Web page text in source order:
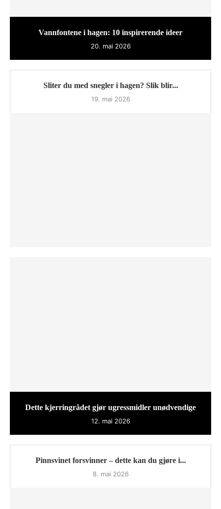
Vannfontene i hagen: 10 inspirerende ideer
20. mai 2026
Sliter du med snegler i hagen? Slik blir...
19. mai 2026
Dette kjerringrådet gjør ugressmidler unødvendige
12. mai 2026
Pinnsvinet forsvinner – dette kan du gjøre i...
8. mai 2026